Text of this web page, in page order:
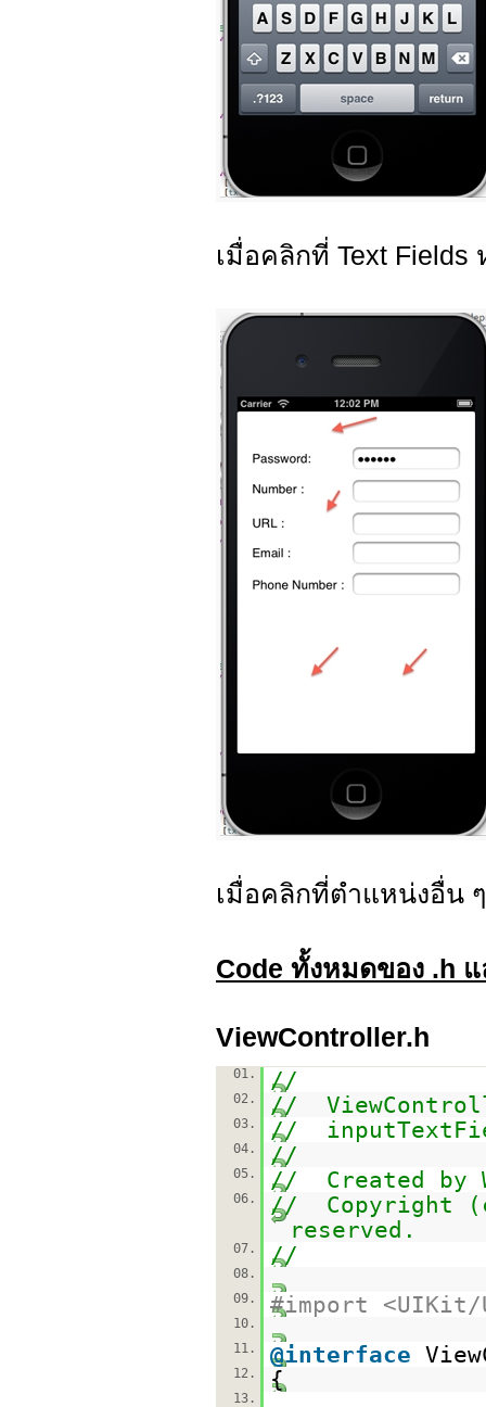
เมื่อคลิกที่ Text Fields
เมื่อคลิกที่ตำแหน่งอื่น
Code ทั้งหมดของ .h
ViewController.h
01. //
02. //
03. //
04. //
05. // Created by
06.
// Copyright
reserved.
07. //
08.
09.
#import
10.
11.
@interface
12. {
13.